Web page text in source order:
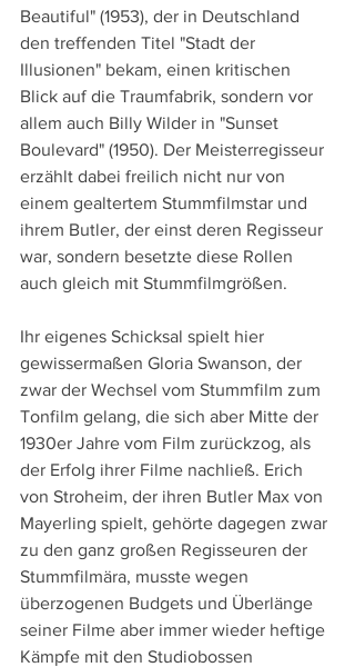
Beautiful" (1953), der in Deutschland
den treffenden Titel "Stadt der
Illusionen" bekam, einen kritischen
Blick auf die Traumfabrik, sondern vor
allem auch Billy Wilder in "Sunset
Boulevard" (1950). Der Meisterregisseur
erzählt dabei freilich nicht nur von
einem gealtertem Stummfilmstar und
ihrem Butler, der einst deren Regisseur
war, sondern besetzte diese Rollen
auch gleich mit Stummfilmgrößen.
Ihr eigenes Schicksal spielt hier
gewissermaßen Gloria Swanson, der
zwar der Wechsel vom Stummfilm zum
Tonfilm gelang, die sich aber Mitte der
1930er Jahre vom Film zurückzog, als
der Erfolg ihrer Filme nachließ. Erich
von Stroheim, der ihren Butler Max von
Mayerling spielt, gehörte dagegen zwar
zu den ganz großen Regisseuren der
Stummfilmära, musste wegen
überzogenen Budgets und Überlänge
seiner Filme aber immer wieder heftige
Kämpfe mit den Studiobossen